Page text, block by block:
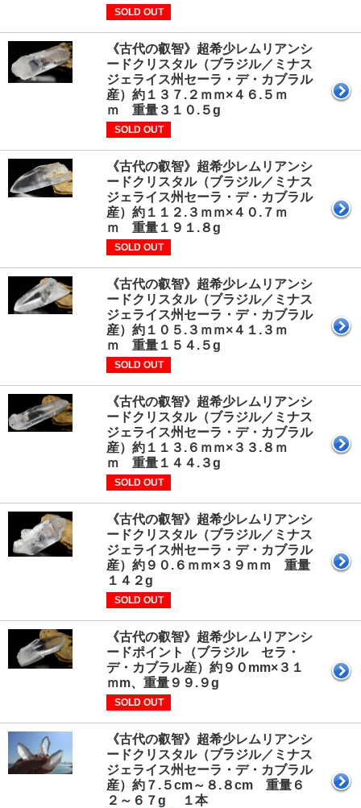
SOLD OUT
《古代の叡智》超希少レムリアンシ
ードクリスタル（ブラジル／ミナス
ジェライス州セーラ・デ・カブラル
産）約１３７.２ｍｍ×４６.５ｍ
ｍ 重量３１０.５g
SOLD OUT
《古代の叡智》超希少レムリアンシ
ードクリスタル（ブラジル／ミナス
ジェライス州セーラ・デ・カブラル
産）約１１２.３ｍｍ×４０.７ｍ
ｍ 重量１９１.８g
SOLD OUT
《古代の叡智》超希少レムリアンシ
ードクリスタル（ブラジル／ミナス
ジェライス州セーラ・デ・カブラル
産）約１０５.３ｍｍ×４１.３ｍ
ｍ 重量１５４.５g
SOLD OUT
《古代の叡智》超希少レムリアンシ
ードクリスタル（ブラジル／ミナス
ジェライス州セーラ・デ・カブラル
産）約１１３.６ｍｍ×３３.８ｍ
ｍ 重量１４４.３g
SOLD OUT
《古代の叡智》超希少レムリアンシ
ードクリスタル（ブラジル／ミナス
ジェライス州セーラ・デ・カブラル
産）約９０.６ｍｍ×３９ｍｍ 重量
１４２g
SOLD OUT
《古代の叡智》超希少レムリアンシ
ードポイント（ブラジル セラ・
デ・カブラル産）約９０mm×３１
ｍm、重量９９.９g
SOLD OUT
《古代の叡智》超希少レムリアンシ
ードクリスタル（ブラジル／ミナス
ジェライス州セーラ・デ・カブラル
産）約７.５cm～８.８cm 重量６
２～６７g １本